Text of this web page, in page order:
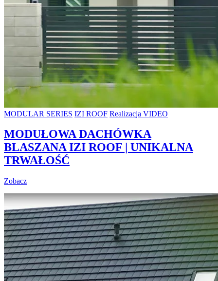
MODULAR SERIES IZI ROOF Realizacja VIDEO
MODUŁOWA DACHÓWKA
BLASZANA IZI ROOF | UNIKALNA
TRWAŁOŚĆ
Zobacz